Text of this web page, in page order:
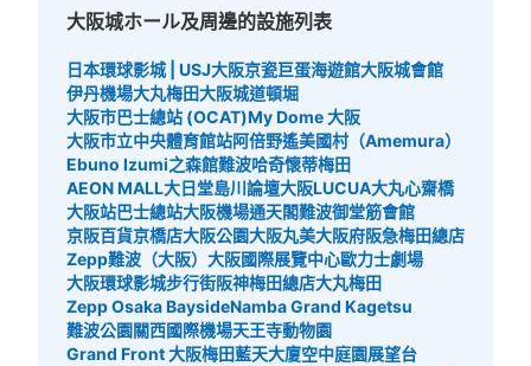
大阪城ホール及周邊的設施列表
日本環球影城 | USJ大阪京瓷巨蛋海遊館大阪城會館
伊丹機場大丸梅田大阪城道頓堀
大阪市巴士總站 (OCAT)My Dome 大阪
大阪市立中央體育館站阿倍野遙美國村（Amemura）
Ebuno Izumi之森館難波哈奇懷蒂梅田
AEON MALL大日堂島川論壇大阪LUCUA大丸心齋橋
大阪站巴士總站大阪機場通天閣難波御堂筋會館
京阪百貨京橋店大阪公園大阪丸美大阪府阪急梅田總店
Zepp難波（大阪） 大阪國際展覽中心歐力士劇場
大阪環球影城步行街阪神梅田總店大丸梅田
Zepp Osaka BaysideNamba Grand Kagetsu
難波公園關西國際機場天王寺動物園
Grand Front 大阪梅田藍天大廈空中庭園展望台